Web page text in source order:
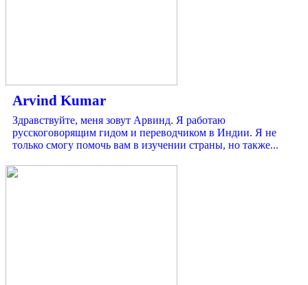
Arvind Kumar
Здравствуйте, меня зовут Арвинд. Я работаю
русскоговорящим гидом и переводчиком в Индии. Я не
только смогу помочь вам в изучении страны, но также...